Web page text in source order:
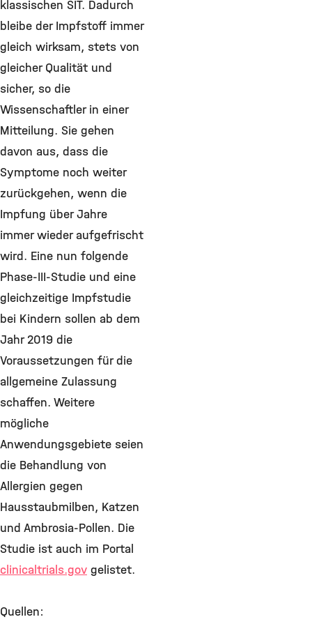
klassischen SIT. Dadurch
bleibe der Impfstoff immer
gleich wirksam, stets von
gleicher Qualität und
sicher, so die
Wissenschaftler in einer
Mitteilung. Sie gehen
davon aus, dass die
Symptome noch weiter
zurückgehen, wenn die
Impfung über Jahre
immer wieder aufgefrischt
wird. Eine nun folgende
Phase-III-Studie und eine
gleichzeitige Impfstudie
bei Kindern sollen ab dem
Jahr 2019 die
Voraussetzungen für die
allgemeine Zulassung
schaffen. Weitere
mögliche
Anwendungsgebiete seien
die Behandlung von
Allergien gegen
Hausstaubmilben, Katzen
und Ambrosia-Pollen. Die
Studie ist auch im Portal
clinicaltrials.gov gelistet.
Quellen: